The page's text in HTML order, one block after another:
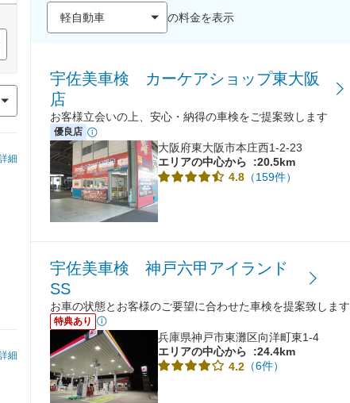
細
細
の料金を表示
宇佐美車検 カーケアショップ東大阪
店
お客様立会いの上、安心・納得の車検をご提案致します
優良店
大阪府東大阪市本庄西1-2-23
エリアの中心から
:20.5km
4.8 （159件）
宇佐美車検 神戸六甲アイランド
SS
お車の状態とお客様のご要望に合わせた車検を提案致します
特典あり
兵庫県神戸市東灘区向洋町東1-4
エリアの中心から
:24.4km
4.2 （6件）